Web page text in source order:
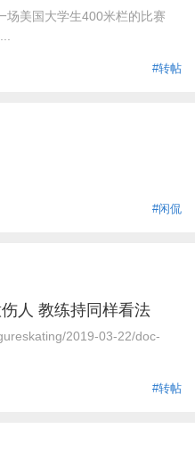
场美国大学生400米栏的比赛
#转帖
#闲侃
人 教练持同样看法
2019-03-22/doc-
#转帖